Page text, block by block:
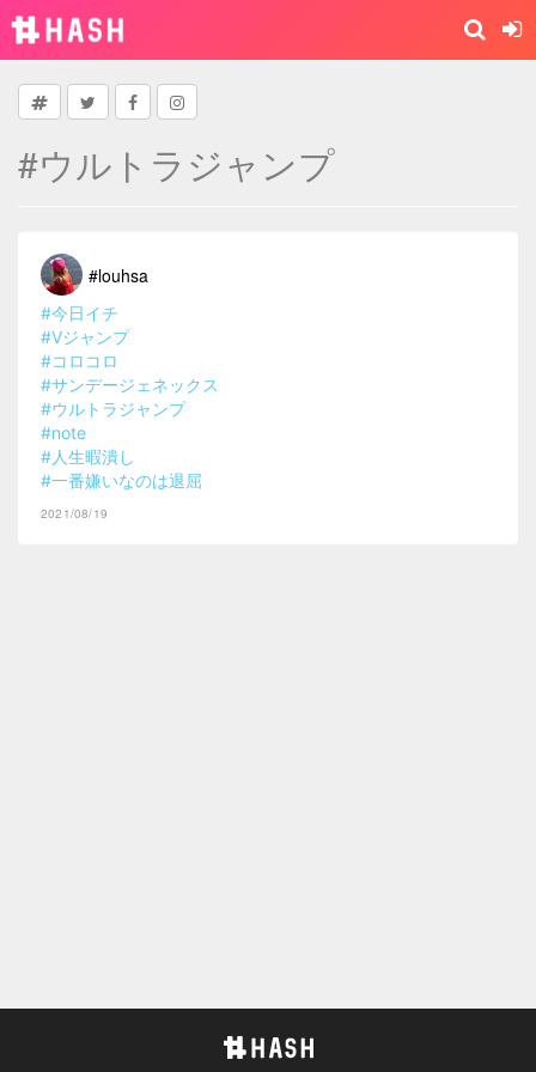
#ウルトラジャンプ
#louhsa
#今日イチ
#Vジャンプ
#コロコロ
#サンデージェネックス
#ウルトラジャンプ
#note
#人生暇潰し
#一番嫌いなのは退屈
2021/08/19